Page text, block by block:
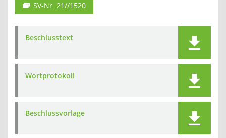
SV-Nr. 21//1520
Beschlusstext
Wortprotokoll
Beschlussvorlage